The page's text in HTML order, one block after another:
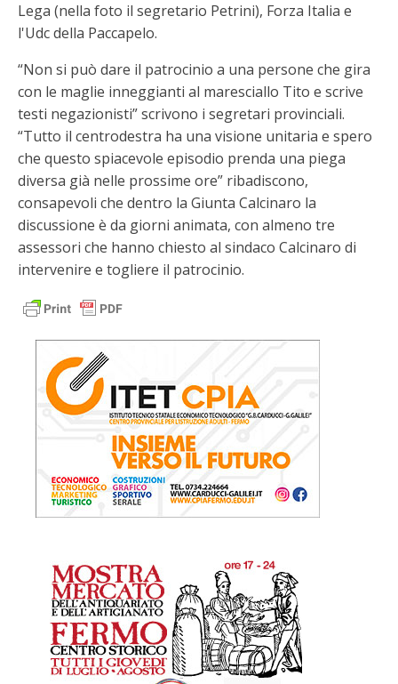
Lega (nella foto il segretario Petrini), Forza Italia e
l'Udc della Paccapelo.
“Non si può dare il patrocinio a una persone che gira
con le maglie inneggianti al maresciallo Tito e scrive
testi negazionisti” scrivono i segretari provinciali.
“Tutto il centrodestra ha una visione unitaria e spero
che questo spiacevole episodio prenda una piega
diversa già nelle prossime ore” ribadiscono,
consapevoli che dentro la Giunta Calcinaro la
discussione è da giorni animata, con almeno tre
assessori che hanno chiesto al sindaco Calcinaro di
intervenire e togliere il patrocinio.